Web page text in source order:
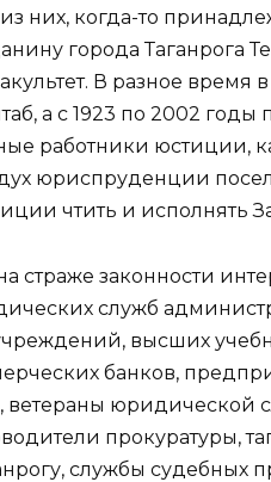
них, когда-то
города Таганрога
В разное время
а с 1923 по 2002 годы
работники юстиции,
юриспруденции
чтить и исполнять
страже законности
служб
высших
банков,
ветераны юридической
прокуратуры,
службы судебных